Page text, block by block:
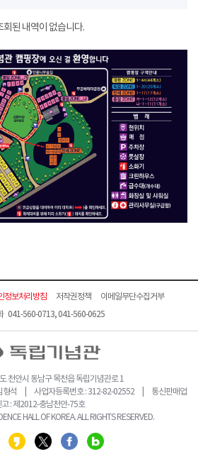
회된 내역이 없습니다.
정보처리방침 저작권정책
이메일무단수집거부
041-560-0713, 041-560-0625
천안시 동남구 목천읍 독립기념관로 1
형석 | 사업자등록번호 : 312-82-02552 | 통신판매업
고 : 제2012-충남천안-75호
HALL OF KOREA. ALL RIGHTS RESERVED.